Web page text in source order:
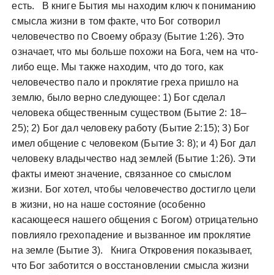
есть. В книге Бытия мы находим ключ к пониманию
смысла жизни в том факте, что Бог сотворил
человечество по Своему образу (Бытие 1:26). Это
означает, что мы больше похожи на Бога, чем на что-
либо еще. Мы также находим, что до того, как
человечество пало и проклятие греха пришло на
землю, было верно следующее: 1) Бог сделал
человека общественным существом (Бытие 2: 18–
25); 2) Бог дал человеку работу (Бытие 2:15); 3) Бог
имел общение с человеком (Бытие 3: 8); и 4) Бог дал
человеку владычество над землей (Бытие 1:26). Эти
факты имеют значение, связанное со смыслом
жизни. Бог хотел, чтобы человечество достигло цели
в жизни, но на наше состояние (особенно
касающееся нашего общения с Богом) отрицательно
повлияло грехопадение и вызванное им проклятие
на земле (Бытие 3). Книга Откровения показывает,
что Бог заботится о восстановлении смысла жизни